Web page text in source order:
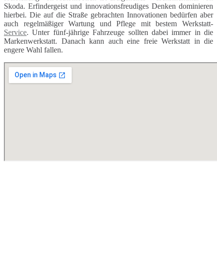
Skoda. Erfindergeist und innovationsfreudiges Denken dominieren
hierbei. Die auf die Straße gebrachten Innovationen bedürfen aber
auch regelmäßiger Wartung und Pflege mit bestem Werkstatt-
Service. Unter fünf-jährige Fahrzeuge sollten dabei immer in die
Markenwerkstatt. Danach kann auch eine freie Werkstatt in die
engere Wahl fallen.